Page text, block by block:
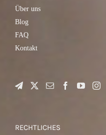
Über uns
Blog
FAQ
Kontakt
RECHTLICHES